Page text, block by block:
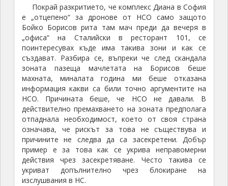
Покрай разкритието, че комплекс Диана в София
е „отцепено“ за дронове от НСО само защото
Бойко Борисов рита там мач преди да вечеря в
„офиса“ на Сталийски в ресторант 101, се
поинтересувах къде има такива зони и как се
създават. Разбира се, въпреки че след скандала
зоната пазеща мачлетата на Борисов беше
махната, миналата година ми беше отказана
информация какви са били точно аргументите на
НСО. Причината беше, че НСО не давали. В
действително премахването на зоната предполага
отпаднала необходимост, което от своя страна
означава, че рискът за това не съществува и
причините не следва да са засекретени. Добър
пример е за това как се укрива неправомерни
действия чрез засекретяване. Често такива се
укриват допълнително чрез блокиране на
изслушвания в НС.